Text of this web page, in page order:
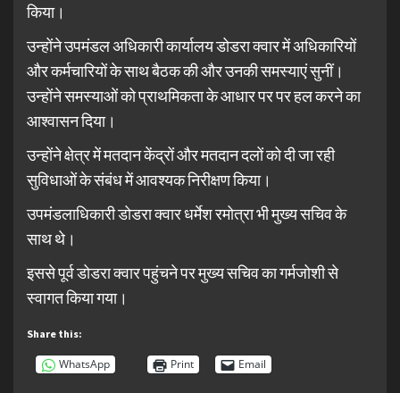
किया।
उन्होंने उपमंडल अधिकारी कार्यालय डोडरा क्वार में अधिकारियों
और कर्मचारियों के साथ बैठक की और उनकी समस्याएं सुनीं।
उन्होंने समस्याओं को प्राथमिकता के आधार पर पर हल करने का
आश्वासन दिया।
उन्होंने क्षेत्र में मतदान केंद्रों और मतदान दलों को दी जा रही
सुविधाओं के संबंध में आवश्यक निरीक्षण किया।
उपमंडलाधिकारी डोडरा क्वार धर्मेश रमोत्रा भी मुख्य सचिव के
साथ थे।
इससे पूर्व डोडरा क्वार पहुंचने पर मुख्य सचिव का गर्मजोशी से
स्वागत किया गया।
Share this:
WhatsApp Print Email